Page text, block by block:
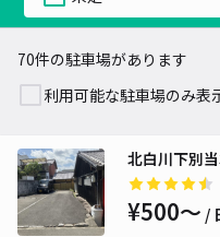
70件の駐車場があります
利用可能な駐車場のみ表
北白川下別
¥500〜 /